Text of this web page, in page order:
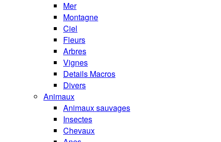
Mer
Montagne
Ciel
Fleurs
Arbres
Vignes
Details Macros
Divers
Animaux
Animaux sauvages
Insectes
Chevaux